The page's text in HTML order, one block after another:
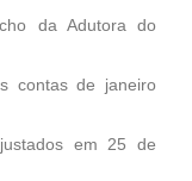
da Adutora do
contas de janeiro
em 25 de